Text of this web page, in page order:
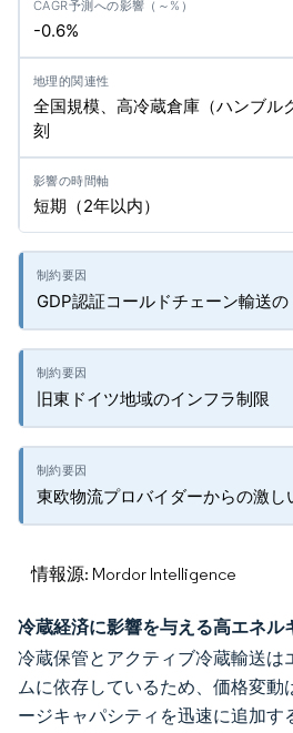
-0.6%
全国規模、高冷蔵倉庫（ハンブル
刻
短期（2年以内）
GDP認証コールドチェーン輸送
旧東ドイツ地域のインフラ制限
東欧物流プロバイダーからの激し
情報源: Mordor Intelligence
冷蔵経済に影響を与える高エネル
冷蔵保管とアクティブ冷蔵輸送は
ムに依存しているため、価格変動
ージキャパシティを迅速に追加す